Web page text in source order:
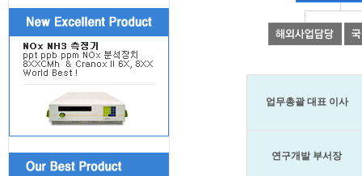
업무총괄 대표 이사
연구개발 부서장